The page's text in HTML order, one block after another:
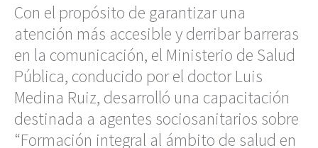
Con el propósito de garantizar una
atención más accesible y derribar barreras
en la comunicación, el Ministerio de Salud
Pública, conducido por el doctor Luis
Medina Ruiz, desarrolló una capacitación
destinada a agentes sociosanitarios sobre
“Formación integral al ámbito de salud en